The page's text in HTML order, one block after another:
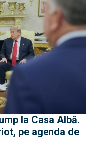
la Casa Albă.
pe agenda de